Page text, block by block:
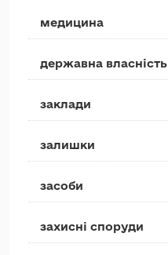
медицина
державна власність
заклади
залишки
засоби
захисні споруди